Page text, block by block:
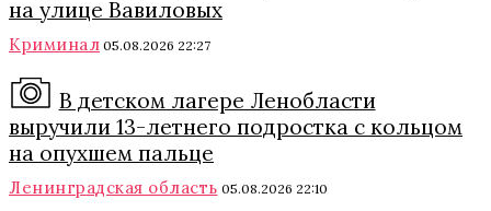
на улице Вавиловых
Криминал 05.08.2026 22:27
В детском лагере Ленобласти
выручили 13-летнего подростка с кольцом
на опухшем пальце
Ленинградская область 05.08.2026 22:10